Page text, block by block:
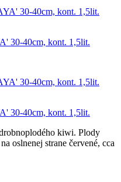
30-40cm, kont. 1,5lit.
30-40cm, kont. 1,5lit.
kiwi. Plody
oslnenej strane červené, cca